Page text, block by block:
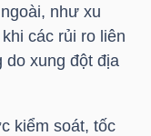
như xu
các rủi ro liên
xung đột địa
kiểm soát, tốc